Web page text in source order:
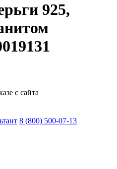
925,
с сайта
8 (800) 500-07-13